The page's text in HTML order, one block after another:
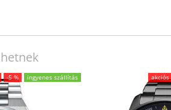
-5 % ingyenes szállítás akciós